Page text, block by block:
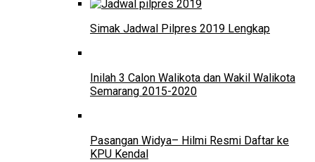
Simak Jadwal Pilpres 2019 Lengkap
Inilah 3 Calon Walikota dan Wakil Walikota
Semarang 2015-2020
Pasangan Widya– Hilmi Resmi Daftar ke
KPU Kendal